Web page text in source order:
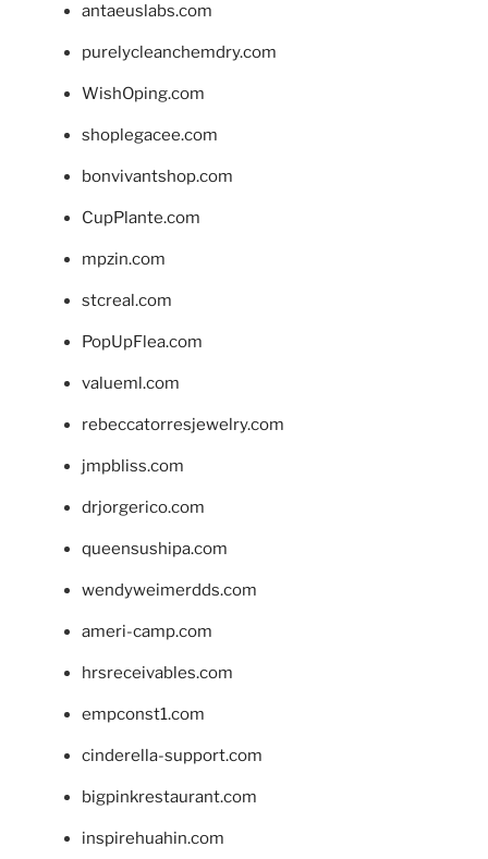
antaeuslabs.com
purelycleanchemdry.com
WishOping.com
shoplegacee.com
bonvivantshop.com
CupPlante.com
mpzin.com
stcreal.com
PopUpFlea.com
valueml.com
rebeccatorresjewelry.com
jmpbliss.com
drjorgerico.com
queensushipa.com
wendyweimerdds.com
ameri-camp.com
hrsreceivables.com
empconst1.com
cinderella-support.com
bigpinkrestaurant.com
inspirehuahin.com